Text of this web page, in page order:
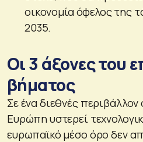
οικονομία όφελος της
2035.
Οι 3 άξονες του
βήματος
Σε ένα διεθνές περιβάλλον
Ευρώπη υστερεί
ευρωπαϊκό μέσο όρο δεν